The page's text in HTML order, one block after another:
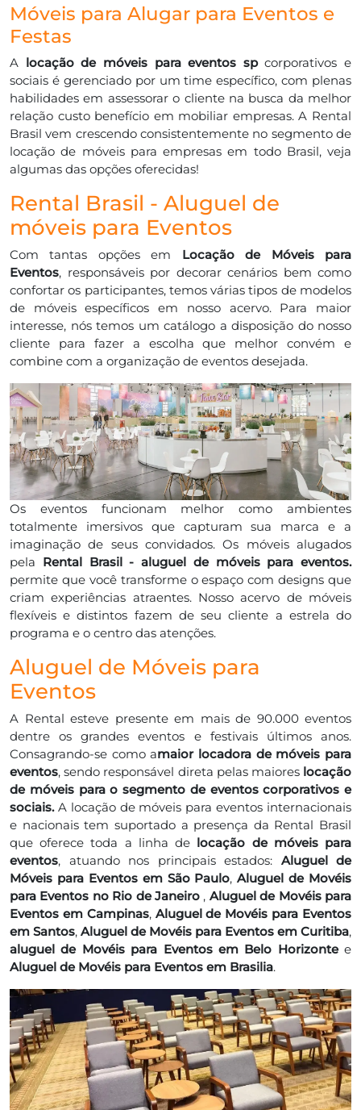
Móveis para Alugar para Eventos e
Festas
A locação de móveis para eventos spcorporativos e
sociais é gerenciado por um time específico, com plenas
habilidades em assessorar o cliente na busca da melhor
relação custo benefício em mobiliar empresas. A Rental
Brasil vem crescendo consistentemente no segmento de
locação de móveis para empresas em todo Brasil, veja
algumas das opções oferecidas!
Rental Brasil - Aluguel de
móveis para Eventos
Com tantas opções em Locação de Móveis para
Eventos, responsáveis por decorar cenários bem como
confortar os participantes, temos várias tipos de modelos
de móveis específicos em nosso acervo. Para maior
interesse, nós temos um catálogo a disposição do nosso
cliente para fazer a escolha que melhor convém e
combine com a organização de eventos desejada.
Os eventos funcionam melhor como ambientes
totalmente imersivos que capturam sua marca e a
imaginação de seus convidados. Os móveis alugados
pela Rental Brasil - aluguel de móveis para eventos.
permite que você transforme o espaço com designs que
criam experiências atraentes. Nosso acervo de móveis
flexíveis e distintos fazem de seu cliente a estrela do
programa e o centro das atenções.
Aluguel de Móveis para
Eventos
A Rental esteve presente em mais de 90.000 eventos
dentre os grandes eventos e festivais últimos anos.
Consagrando-se como amaior locadora de móveis para
eventos, sendo responsável direta pelas maiores locação
de móveis para o segmento de eventos corporativos e
sociais.A locação de móveis para eventos internacionais
e nacionais tem suportado a presença da Rental Brasil
que oferece toda a linha de locação de móveis para
eventos, atuando nos principais estados: Aluguel de
Móveis para Eventos em São Paulo,Aluguel de Movéis
para Eventos no Rio de Janeiro , Aluguel de Movéis para
Eventos em Campinas, Aluguel de Movéis para Eventos
em Santos, Aluguel de Movéis para Eventos em Curitiba,
aluguel de Movéis para Eventos em Belo Horizontee
Aluguel de Movéis para Eventos em Brasilia.